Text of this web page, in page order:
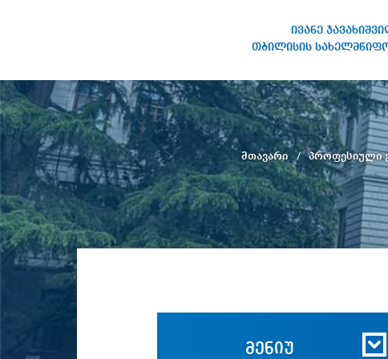
ივანე
თბილისის
სახელობის თბილისის
სახელმწიფო უნივერსიტეტი
მთავარი პროფესიული
მენიუ